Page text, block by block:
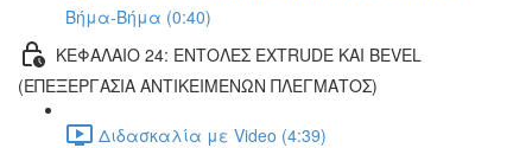
Βήμα-Βήμα (0:40)
ΚΕΦΑΛΑΙΟ 24: ΕΝΤΟΛΕΣ EXTRUDE ΚΑΙ BEVEL
(ΕΠΕΞΕΡΓΑΣΙΑ ΑΝΤΙΚΕΙΜΕΝΩΝ ΠΛΕΓΜΑΤΟΣ)
Διδασκαλία με Video (4:39)